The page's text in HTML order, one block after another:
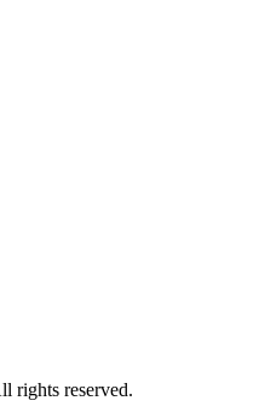
rights reserved.